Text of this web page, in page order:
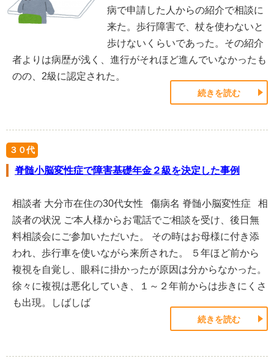
病で申請した人からの紹介で相談に
来た。歩行障害で、杖を使わないと
歩けないくらいであった。その紹介
者よりは病歴が浅く、進行がそれほど進んでいなかったも
のの、2級に認定された。
続きを読む
３０代
脊髄小脳変性症で障害基礎年金２級を決定した事例
相談者 大分市在住の30代女性 傷病名 脊髄小脳変性症 相
談者の状況 ご本人様からお電話でご相談を受け、後日無
料相談会にご参加いただいた。 その時はお母様に付き添
われ、歩行車を使いながら来所された。 ５年ほど前から
複視を自覚し、眼科に掛かったが原因は分からなかった。
徐々に複視は悪化していき、１～２年前からは歩きにくさ
も出現。しばしば
続きを読む